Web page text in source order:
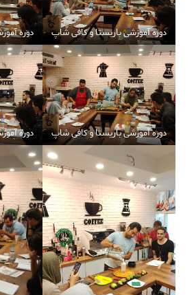
دوره آموزشی باریستا و کافی شاپ دوره
دوره آموزشی باریستا و کافی شاپ دوره